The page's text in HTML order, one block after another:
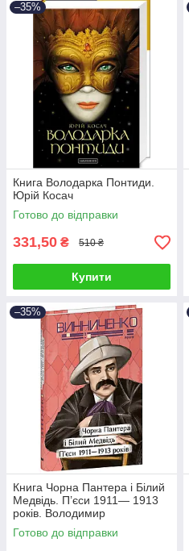
–35%
Книга Володарка Понтиди.
Юрій Косач
Готово до відправки
331,50 ₴ 510 ₴
Купити
–35%
Книга Чорна Пантера i Білий
Медвідь. П’єси 1911— 1913
років. Володимир
Винниченко
Готово до відправки